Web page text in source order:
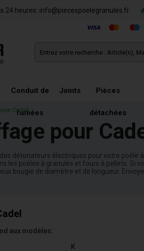
24 heures: info@piecespoelegranules.fr
Conduit de
fumées
Joints Pièces
détachées
Cadel
pour
détonateurs électriques pour votre poêle à
les poêles à granulés et fours à pellets. Si
bougie de diamètre et de longueur.
aux modèles:
K